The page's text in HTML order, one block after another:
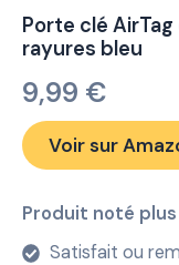
Porte clé
rayures bleu
9,99 €
Voir sur
Produit noté
Satisfait ou